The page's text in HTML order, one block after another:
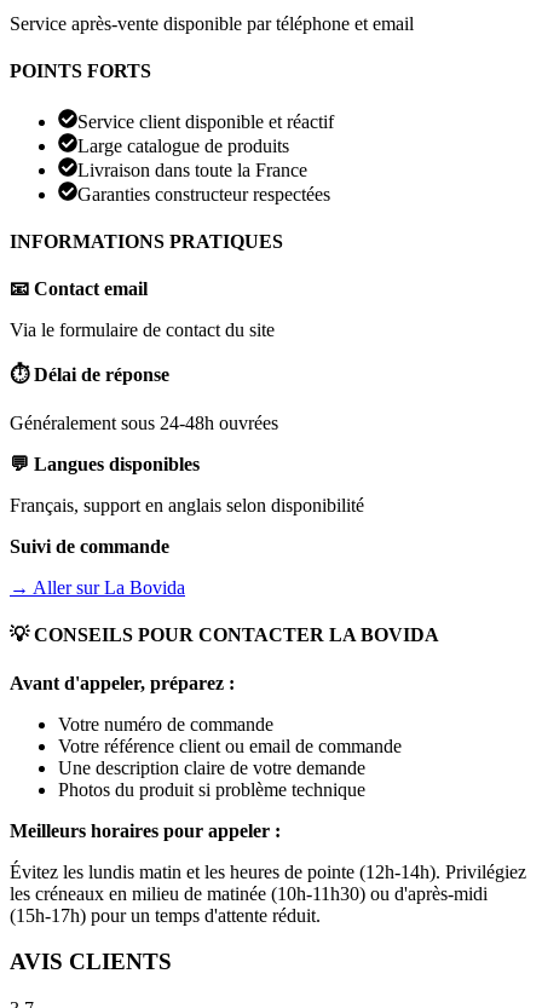
Service après-vente disponible par téléphone et email
POINTS FORTS
Service client disponible et réactif
Large catalogue de produits
Livraison dans toute la France
Garanties constructeur respectées
INFORMATIONS PRATIQUES
📧 Contact email
Via le formulaire de contact du site
⏱️ Délai de réponse
Généralement sous 24-48h ouvrées
💬 Langues disponibles
Français, support en anglais selon disponibilité
Suivi de commande
→ Aller surLa Bovida
💡 CONSEILS POUR CONTACTER LA BOVIDA
Avant d'appeler, préparez :
Votre numéro de commande
Votre référence client ou email de commande
Une description claire de votre demande
Photos du produit si problème technique
Meilleurs horaires pour appeler :
Évitez les lundis matin et les heures de pointe (12h-14h). Privilégiez
les créneaux en milieu de matinée (10h-11h30) ou d'après-midi
(15h-17h) pour un temps d'attente réduit.
AVIS CLIENTS